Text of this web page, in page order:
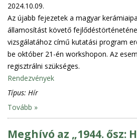
2024.10.09.
Az újabb fejezetek a magyar
államosítást követő
vizsgálatához című kutatási program
be október 21-én workshopon. Az
regisztrálni szükséges.
Rendezvények
Típus: Hír
Tovább »
Meghívó az „1944. ősz: